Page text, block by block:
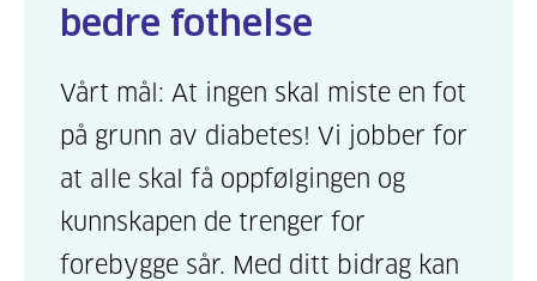
bedre fothelse
Vårt mål: At ingen skal miste en fot
på grunn av diabetes! Vi jobber for
at alle skal få oppfølgingen og
kunnskapen de trenger for
forebygge sår. Med ditt bidrag kan